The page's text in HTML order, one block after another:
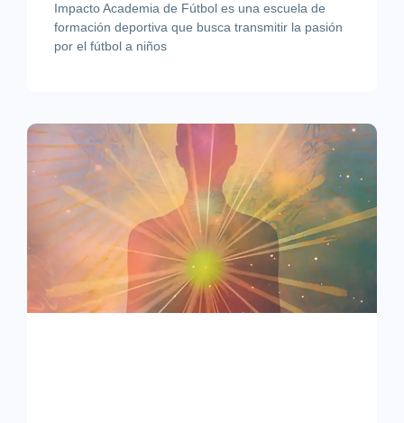
Impacto Academia de Fútbol es una escuela de
formación deportiva que busca transmitir la pasión
por el fútbol a niños